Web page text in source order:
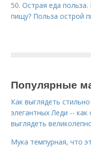
50.Острая еда
пищу? Польза острой
Популярные
Как выглядеть
элегантных Леди --
выглядеть
Мука темпурная, что